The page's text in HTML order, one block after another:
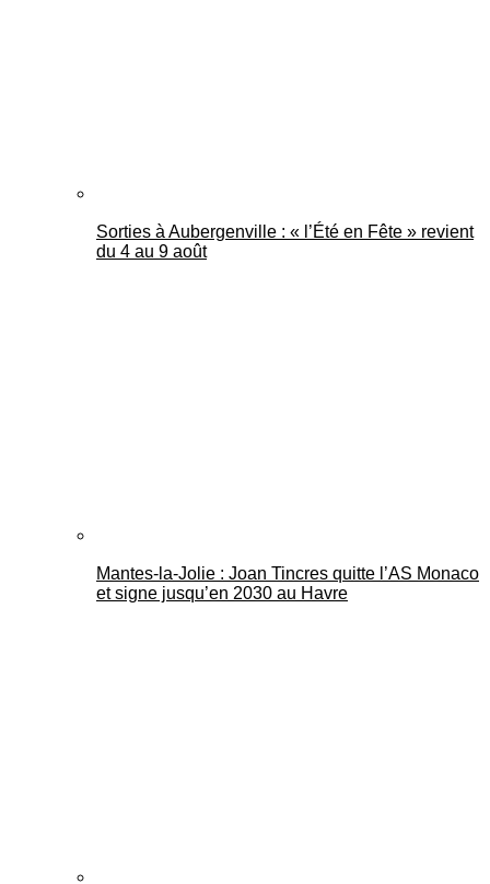
Sorties à Aubergenville : « l’Été en Fête » revient
du 4 au 9 août
Mantes-la-Jolie : Joan Tincres quitte l’AS Monaco
et signe jusqu’en 2030 au Havre